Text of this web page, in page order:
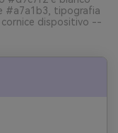
#a7a1b3, tipografia
dispositivo --